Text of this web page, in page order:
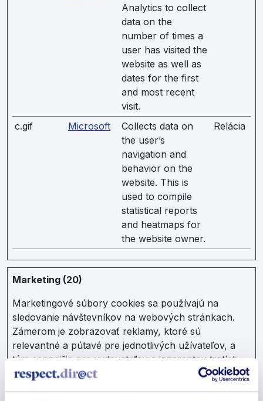
Analytics to collect
data on the
number of times a
user has visited the
website as well as
dates for the first
and most recent
visit.
c.gif Microsoft
Collects data on
the user’s
navigation and
behavior on the
website. This is
used to compile
statistical reports
and heatmaps for
the website owner.
Relácia
Marketing (20)
Marketingové súbory cookies sa používajú na
sledovanie návštevníkov na webových stránkach.
Zámerom je zobrazovať reklamy, ktoré sú
relevantné a pútavé pre jednotlivých užívateľov, a
tým cennejšie pre vydavateľov a inzerentov tretích
strán.